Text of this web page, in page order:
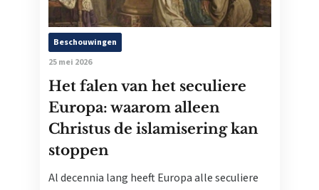
Beschouwingen
25 mei 2026
Het falen van het seculiere
Europa: waarom alleen
Christus de islamisering kan
stoppen
Al decennia lang heeft Europa alle seculiere